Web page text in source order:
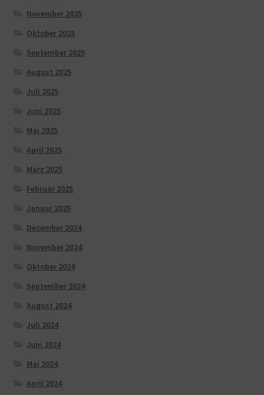
November 2025
Oktober 2025
September 2025
August 2025
Juli 2025
Juni 2025
Mai 2025
April 2025
März 2025
Februar 2025
Januar 2025
Dezember 2024
November 2024
Oktober 2024
September 2024
August 2024
Juli 2024
Juni 2024
Mai 2024
April 2024